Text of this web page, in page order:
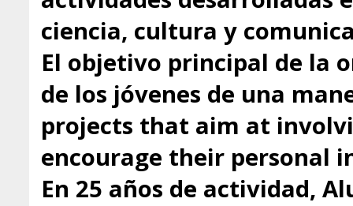
ciencia, cultura y
El objetivo principal de la
de los jóvenes de una
projects that aim at
encourage their personal
En 25 años de actividad,